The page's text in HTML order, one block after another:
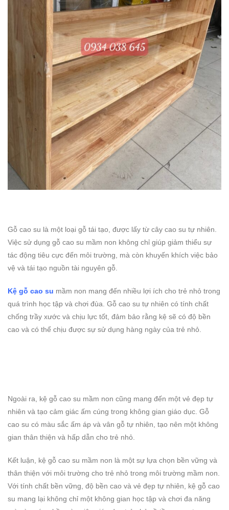
Gỗ cao su là một loại gỗ tái tạo, được lấy từ cây cao su tự nhiên.
Việc sử dụng gỗ cao su mầm non không chỉ giúp giảm thiểu sự
tác động tiêu cực đến môi trường, mà còn khuyến khích việc bảo
vệ và tái tạo nguồn tài nguyên gỗ.
Kệ gỗ cao su mầm non mang đến nhiều lợi ích cho trẻ nhỏ trong
quá trình học tập và chơi đùa. Gỗ cao su tự nhiên có tính chất
chống trầy xước và chịu lực tốt, đảm bảo rằng kệ sẽ có độ bền
cao và có thể chịu được sự sử dụng hàng ngày của trẻ nhỏ.
Ngoài ra, kệ gỗ cao su mầm non cũng mang đến một vẻ đẹp tự
nhiên và tạo cảm giác ấm cúng trong không gian giáo dục. Gỗ
cao su có màu sắc ấm áp và vân gỗ tự nhiên, tạo nên một không
gian thân thiện và hấp dẫn cho trẻ nhỏ.
Kết luận, kệ gỗ cao su mầm non là một sự lựa chọn bền vững và
thân thiện với môi trường cho trẻ nhỏ trong môi trường mầm non.
Với tính chất bền vững, độ bền cao và vẻ đẹp tự nhiên, kệ gỗ cao
su mang lại không chỉ một không gian học tập và chơi đa năng